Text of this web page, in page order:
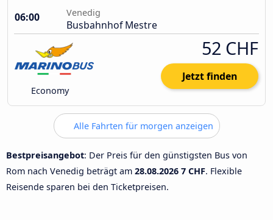
06:00
Venedig
Busbahnhof Mestre
Economy
52 CHF
Jetzt finden
Alle Fahrten für morgen anzeigen
Bestpreisangebot: Der Preis für den günstigsten Bus von
Rom nach Venedig beträgt am 28.08.2026 7 CHF. Flexible
Reisende sparen bei den Ticketpreisen.